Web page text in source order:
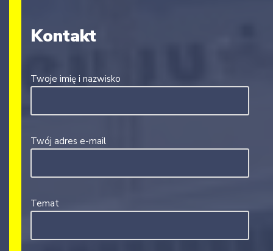
Kontakt
Twoje imię i nazwisko
Twój adres e-mail
Temat